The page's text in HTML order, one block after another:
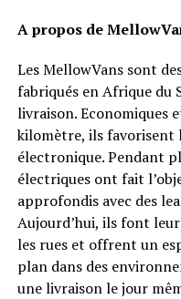
A propos de
Les MellowVans sont
fabriqués en Afrique du
livraison. Economiques
kilomètre, ils favorisent
électronique. Pendant
électriques ont fait
approfondis avec des
Aujourd’hui, ils font
les rues et offrent un
plan dans des
une livraison le jour